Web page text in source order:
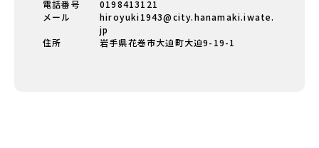
電話番号
0198413121
メール
hiroyuki1943@city.hanamaki.iwate.
jp
住所
岩手県花巻市大迫町大迫9-19-1